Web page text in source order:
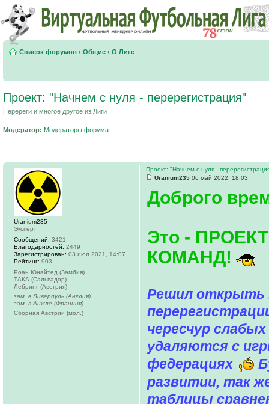
Список форумов ‹ Общие ‹ О Лиге
Проект: "Начнем с нуля - перерегистрация"
Перереги и многое другое из Лиги
Модератор: Модераторы форума
Проект: "Начнем с нуля -
Uranium235 06 май 2022, 18:03
Доброго
Это -
КОМАНД!
Решил открыть
чересчур
удаляются с
федерациях
развитии, так
таблицы
Uranium235
Эксперт
Сообщений: 3421
Благодарностей: 2449
Зарегистрирован: 03 июл 2021, 14:07
Рейтинг: 903
Роан Юнайтед (Замбия)
ТАКА (Сальвадор)
Лебринг (Австрия)
зам. в Ливерпуль (Англия)
зам. в Анжле (Франция)
Сборная Австрии (мол.)